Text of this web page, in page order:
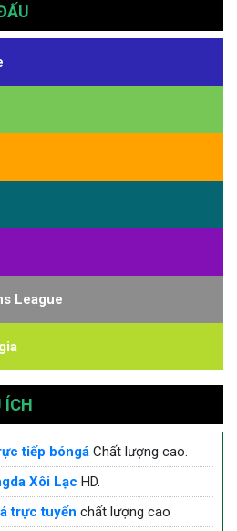
League
ÍCH
tiếp bóngá Chất lượng cao.
Xôi Lạc HD.
trực tuyến chất lượng cao